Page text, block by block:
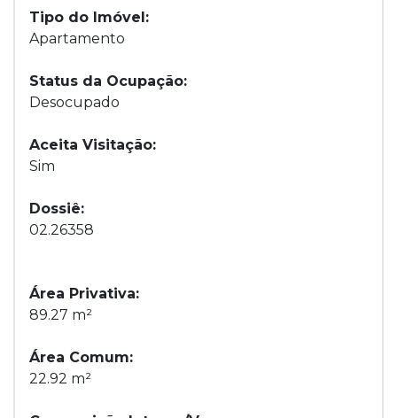
Tipo do Imóvel:
Apartamento
Status da Ocupação:
Desocupado
Aceita Visitação:
Sim
Dossiê:
02.26358
Área Privativa:
89.27 m²
Área Comum:
22.92 m²